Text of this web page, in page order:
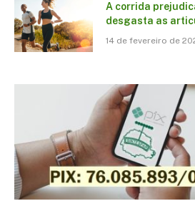
A corrida
desgasta as
14 de fevereiro de